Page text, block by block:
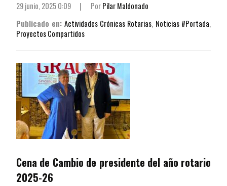
29 junio, 2025 0:09 | PorPilar Maldonado
Publicado en: Actividades Crónicas Rotarias, Noticias #Portada,
Proyectos Compartidos
Cena de Cambio de presidente del año rotario
2025-26